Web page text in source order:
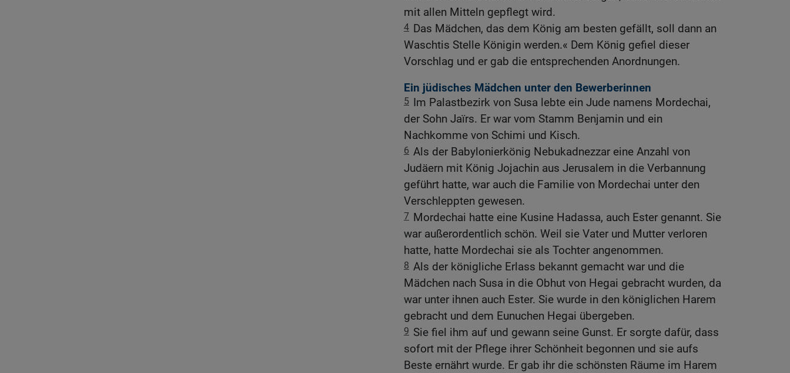
mit allen Mitteln gepflegt wird.
4 Das Mädchen, das dem König am besten gefällt, soll dann an
Waschtis Stelle Königin werden.« Dem König gefiel dieser
Vorschlag und er gab die entsprechenden Anordnungen.
Ein jüdisches Mädchen unter den Bewerberinnen
5 Im Palastbezirk von Susa lebte ein Jude namens Mordechai,
der Sohn Jaïrs. Er war vom Stamm Benjamin und ein
Nachkomme von Schimi und Kisch.
6 Als der Babylonierkönig Nebukadnezzar eine Anzahl von
Judäern mit König Jojachin aus Jerusalem in die Verbannung
geführt hatte, war auch die Familie von Mordechai unter den
Verschleppten gewesen.
7 Mordechai hatte eine Kusine Hadassa, auch Ester genannt. Sie
war außerordentlich schön. Weil sie Vater und Mutter verloren
hatte, hatte Mordechai sie als Tochter angenommen.
8 Als der königliche Erlass bekannt gemacht war und die
Mädchen nach Susa in die Obhut von Hegai gebracht wurden, da
war unter ihnen auch Ester. Sie wurde in den königlichen Harem
gebracht und dem Eunuchen Hegai übergeben.
9 Sie fiel ihm auf und gewann seine Gunst. Er sorgte dafür, dass
sofort mit der Pflege ihrer Schönheit begonnen und sie aufs
Beste ernährt wurde. Er gab ihr die schönsten Räume im Harem